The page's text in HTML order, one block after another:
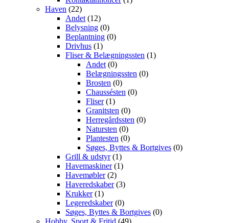
Haven (22)
Andet (12)
Belysning (0)
Beplantning (0)
Drivhus (1)
Fliser & Belægningssten (1)
Andet (0)
Belægningssten (0)
Brosten (0)
Chaussésten (0)
Fliser(1)
Granitsten (0)
Herregårdssten (0)
Natursten (0)
Plantesten (0)
Søges, Byttes & Bortgives (0)
Grill & udstyr(1)
Havemaskiner(1)
Havemøbler(2)
Haveredskaber(3)
Krukker(1)
Legeredskaber(0)
Søges, Byttes & Bortgives (0)
Hobby, Sport & Fritid (49)